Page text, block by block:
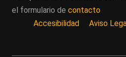
el formulario de contacto
Accesibilidad
Aviso